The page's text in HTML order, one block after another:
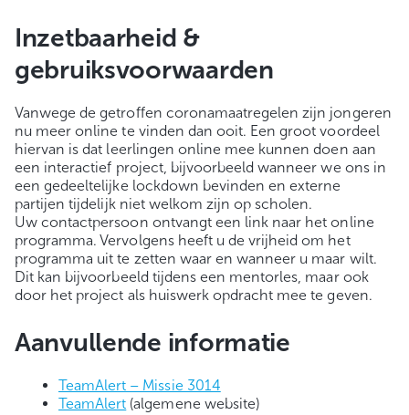
Inzetbaarheid &
gebruiksvoorwaarden
Vanwege de getroffen coronamaatregelen zijn jongeren
nu meer online te vinden dan ooit. Een groot voordeel
hiervan is dat leerlingen online mee kunnen doen aan
een interactief project, bijvoorbeeld wanneer we ons in
een gedeeltelijke lockdown bevinden en externe
partijen tijdelijk niet welkom zijn op scholen.
Uw contactpersoon ontvangt een link naar het online
programma. Vervolgens heeft u de vrijheid om het
programma uit te zetten waar en wanneer u maar wilt.
Dit kan bijvoorbeeld tijdens een mentorles, maar ook
door het project als huiswerk opdracht mee te geven.
Aanvullende informatie
TeamAlert – Missie 3014
TeamAlert (algemene website)